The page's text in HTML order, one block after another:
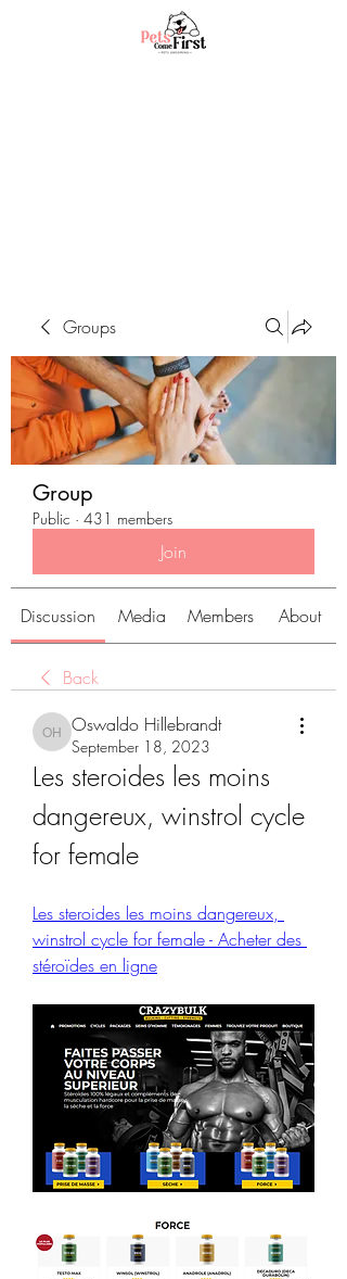
Groups
Group
Public · 431 members
Join
Discussion Media Members About
Back
Oswaldo Hillebrandt
Oswaldo Hillebrandt
September 18, 2023
Les steroides les moins
dangereux, winstrol cycle
for female
Les steroides les moins dangereux,
winstrol cycle for female - Acheter des
stéroïdes en ligne